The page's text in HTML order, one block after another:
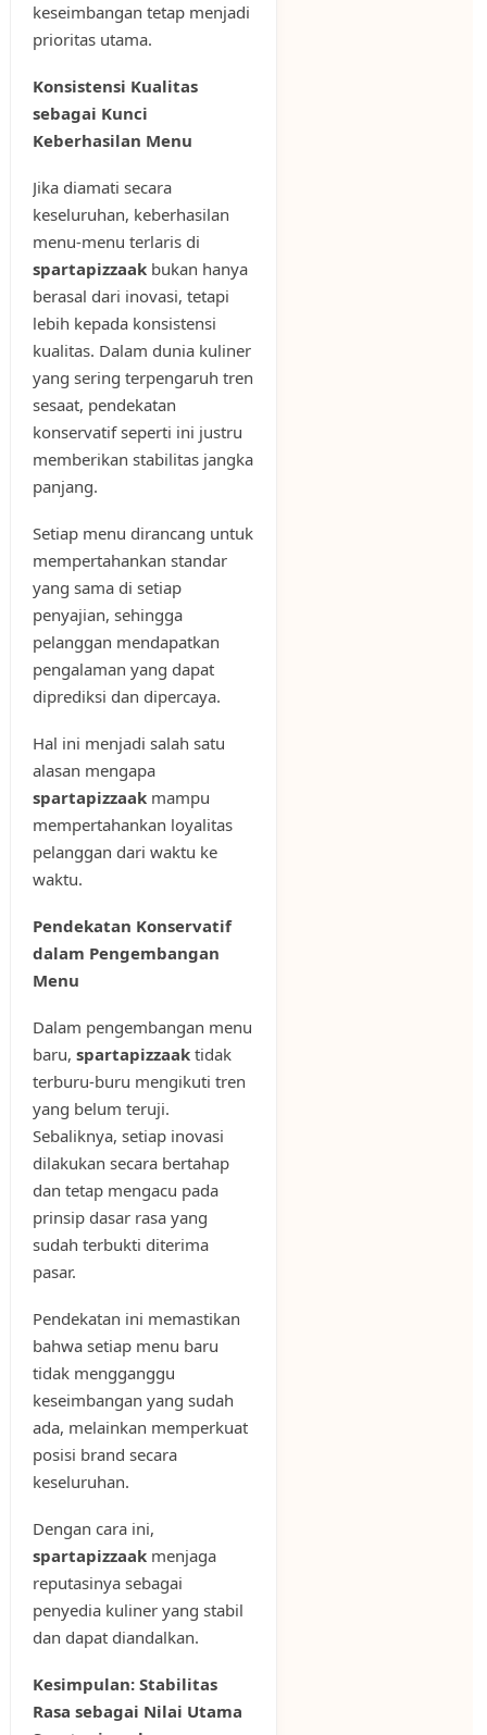
keseimbangan tetap menjadi
prioritas utama.
Konsistensi Kualitas
sebagai Kunci
Keberhasilan Menu
Jika diamati secara
keseluruhan, keberhasilan
menu-menu terlaris di
spartapizzaakbukan hanya
berasal dari inovasi, tetapi
lebih kepada konsistensi
kualitas. Dalam dunia kuliner
yang sering terpengaruh tren
sesaat, pendekatan
konservatif seperti ini justru
memberikan stabilitas jangka
panjang.
Setiap menu dirancang untuk
mempertahankan standar
yang sama di setiap
penyajian, sehingga
pelanggan mendapatkan
pengalaman yang dapat
diprediksi dan dipercaya.
Hal ini menjadi salah satu
alasan mengapa
spartapizzaakmampu
mempertahankan loyalitas
pelanggan dari waktu ke
waktu.
Pendekatan Konservatif
dalam Pengembangan
Menu
Dalam pengembangan menu
baru, spartapizzaaktidak
terburu-buru mengikuti tren
yang belum teruji.
Sebaliknya, setiap inovasi
dilakukan secara bertahap
dan tetap mengacu pada
prinsip dasar rasa yang
sudah terbukti diterima
pasar.
Pendekatan ini memastikan
bahwa setiap menu baru
tidak mengganggu
keseimbangan yang sudah
ada, melainkan memperkuat
posisi brand secara
keseluruhan.
Dengan cara ini,
spartapizzaakmenjaga
reputasinya sebagai
penyedia kuliner yang stabil
dan dapat diandalkan.
Kesimpulan: Stabilitas
Rasa sebagai Nilai Utama